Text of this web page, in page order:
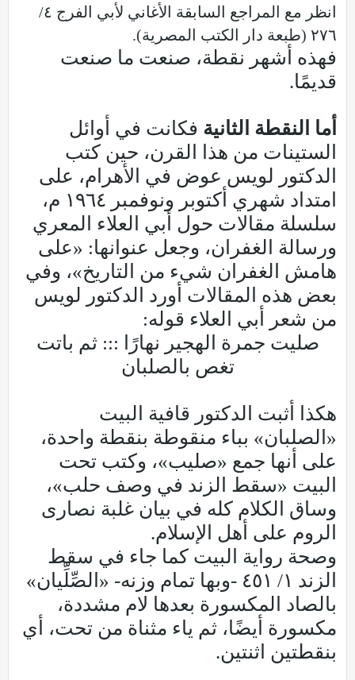
انظر مع المراجع السابقة الأغاني لأبي الفرج ٤/
٢٧٦ (طبعة دار الكتب المصرية).
فهذه أشهر نقطة، صنعت ما صنعت
قديمًا.
أما النقطة الثانية فكانت في أوائل
الستينات من هذا القرن، حين كتب
الدكتور لويس عوض في الأهرام، على
امتداد شهري أكتوبر ونوفمبر ١٩٦٤ م،
سلسلة مقالات حول أبي العلاء المعري
ورسالة الغفران، وجعل عنوانها: «على
هامش الغفران شيء من التاريخ»، وفي
بعض هذه المقالات أورد الدكتور لويس
من شعر أبي العلاء قوله:
صليت جمرة الهجير نهارًا ::: ثم باتت
تغص بالصلبان
هكذا أثبت الدكتور قافية البيت
«الصلبان» بباء منقوطة بنقطة واحدة،
على أنها جمع «صليب»، وكتب تحت
البيت «سقط الزند في وصف حلب»،
وساق الكلام كله في بيان غلبة نصارى
الروم على أهل الإسلام.
وصحة رواية البيت كما جاء في سقط
الزند ١/ ٤٥١ -وبها تمام وزنه- «الصِّلِّيان»
بالصاد المكسورة بعدها لام مشددة،
مكسورة أيضًا، ثم ياء مثناة من تحت، أي
بنقطتين اثنتين.